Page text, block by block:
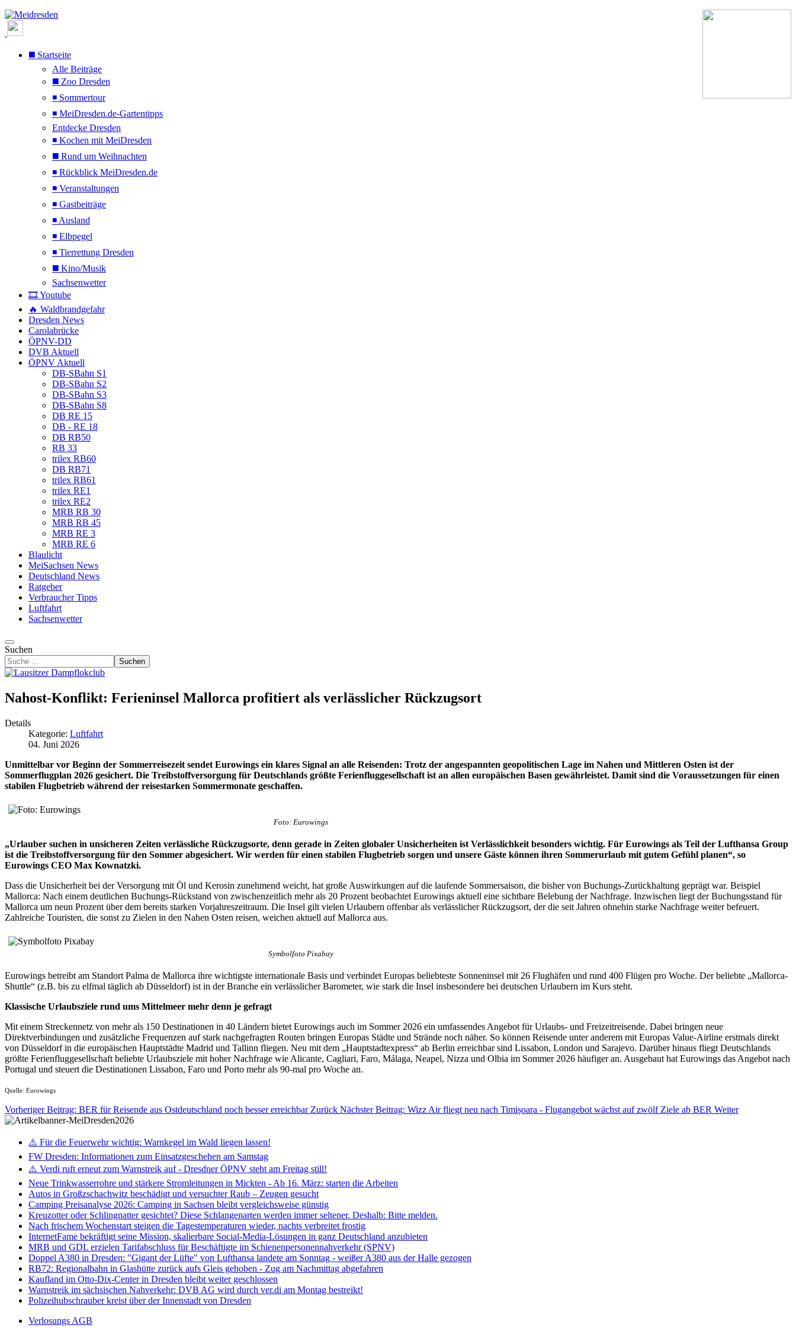
◼️ Startseite
Alle Beiträge
◼️ Zoo Dresden
◾ Sommertour
◾ MeiDresden.de-Gartentipps
Entdecke Dresden
◾ Kochen mit MeiDresden
◼️ Rund um Weihnachten
◾ Rückblick MeiDresden.de
◾ Veranstaltungen
◾ Gastbeiträge
◾ Ausland
◾ Elbpegel
◾ Tierrettung Dresden
◼️ Kino/Musik
Sachsenwetter
🎞️ Youtube
🔥 Waldbrandgefahr
Dresden News
Carolabrücke
ÖPNV-DD
DVB Aktuell
ÖPNV Aktuell
DB-SBahn S1
DB-SBahn S2
DB-SBahn S3
DB-SBahn S8
DB RE 15
DB - RE 18
DB RB50
RB 33
trilex RB60
DB RB71
trilex RB61
trilex RE1
trilex RE2
MRB RB 30
MRB RB 45
MRB RE 3
MRB RE 6
Blaulicht
MeiSachsen News
Deutschland News
Ratgeber
Verbraucher Tipps
Luftfahrt
Sachsenwetter
Suchen
Suchen
Nahost-Konflikt: Ferieninsel Mallorca profitiert als verlässlicher Rückzugsort
Details
Kategorie: Luftfahrt
04. Juni 2026
Unmittelbar vor Beginn der Sommerreisezeit sendet Eurowings ein klares Signal an alle Reisenden: Trotz der angespannten geopolitischen Lage im Nahen und Mittleren Osten ist der
Sommerflugplan 2026 gesichert. Die Treibstoffversorgung für Deutschlands größte Ferienfluggesellschaft ist an allen europäischen Basen gewährleistet. Damit sind die Voraussetzungen für einen
stabilen Flugbetrieb während der reisestarken Sommermonate geschaffen.
Foto: Eurowings
„Urlauber suchen in unsicheren Zeiten verlässliche Rückzugsorte, denn gerade in Zeiten globaler Unsicherheiten ist Verlässlichkeit besonders wichtig. Für Eurowings als Teil der Lufthansa Group
ist die Treibstoffversorgung für den Sommer abgesichert. Wir werden für einen stabilen Flugbetrieb sorgen und unsere Gäste können ihren Sommerurlaub mit gutem Gefühl planen“, so
Eurowings CEO Max Kownatzki.
Dass die Unsicherheit bei der Versorgung mit Öl und Kerosin zunehmend weicht, hat große Auswirkungen auf die laufende Sommersaison, die bisher von Buchungs-Zurückhaltung geprägt war. Beispiel
Mallorca: Nach einem deutlichen Buchungs-Rückstand von zwischenzeitlich mehr als 20 Prozent beobachtet Eurowings aktuell eine sichtbare Belebung der Nachfrage. Inzwischen liegt der Buchungsstand für
Mallorca um neun Prozent über dem bereits starken Vorjahreszeitraum. Die Insel gilt vielen Urlaubern offenbar als verlässlicher Rückzugsort, der die seit Jahren ohnehin starke Nachfrage weiter befeuert.
Zahlreiche Touristen, die sonst zu Zielen in den Nahen Osten reisen, weichen aktuell auf Mallorca aus.
Symbolfoto Pixabay
Eurowings betreibt am Standort Palma de Mallorca ihre wichtigste internationale Basis und verbindet Europas beliebteste Sonneninsel mit 26 Flughäfen und rund 400 Flügen pro Woche. Der beliebte „Mallorca-
Shuttle“ (z.B. bis zu elfmal täglich ab Düsseldorf) ist in der Branche ein verlässlicher Barometer, wie stark die Insel insbesondere bei deutschen Urlaubern im Kurs steht.
Klassische Urlaubsziele rund ums Mittelmeer mehr denn je gefragt
Mit einem Streckennetz von mehr als 150 Destinationen in 40 Ländern bietet Eurowings auch im Sommer 2026 ein umfassendes Angebot für Urlaubs- und Freizeitreisende. Dabei bringen neue
Direktverbindungen und zusätzliche Frequenzen auf stark nachgefragten Routen bringen Europas Städte und Strände noch näher. So können Reisende unter anderem mit Europas Value-Airline erstmals direkt
von Düsseldorf in die europäischen Hauptstädte Madrid und Tallinn fliegen. Neu mit dem „Hauptstadtexpress“ ab Berlin erreichbar sind Lissabon, London und Sarajevo. Darüber hinaus fliegt Deutschlands
größte Ferienfluggesellschaft beliebte Urlaubsziele mit hoher Nachfrage wie Alicante, Cagliari, Faro, Málaga, Neapel, Nizza und Olbia im Sommer 2026 häufiger an. Ausgebaut hat Eurowings das Angebot nach
Portugal und steuert die Destinationen Lissabon, Faro und Porto mehr als 90-mal pro Woche an.
Quelle: Eurowings
Vorheriger Beitrag: BER für Reisende aus Ostdeutschland noch besser erreichbar Zurück Nächster Beitrag: Wizz Air fliegt neu nach Timișoara - Flugangebot wächst auf zwölf Ziele ab BER Weiter
⚠️ Für die Feuerwehr wichtig: Warnkegel im Wald liegen lassen!
FW Dresden: Informationen zum Einsatzgeschehen am Samstag
⚠️ Verdi ruft erneut zum Warnstreik auf - Dresdner ÖPNV steht am Freitag still!
Neue Trinkwasserrohre und stärkere Stromleitungen in Mickten - Ab 16. März: starten die Arbeiten
Autos in Großzschachwitz beschädigt und versuchter Raub – Zeugen gesucht
Camping Preisanalyse 2026: Camping in Sachsen bleibt vergleichsweise günstig
Kreuzotter oder Schlingnatter gesichtet? Diese Schlangenarten werden immer seltener. Deshalb: Bitte melden.
Nach frischem Wochenstart steigen die Tagestemperaturen wieder, nachts verbreitet frostig
InternetFame bekräftigt seine Mission, skalierbare Social-Media-Lösungen in ganz Deutschland anzubieten
MRB und GDL erzielen Tarifabschluss für Beschäftigte im Schienenpersonennahverkehr (SPNV)
Doppel A380 in Dresden: "Gigant der Lüfte" von Lufthansa landete am Sonntag - weißer A380 aus der Halle gezogen
RB72: Regionalbahn in Glashütte zurück aufs Gleis gehoben - Zug am Nachmittag abgefahren
Kaufland im Otto-Dix-Center in Dresden bleibt weiter geschlossen
Warnstreik im sächsischen Nahverkehr: DVB AG wird durch ver.di am Montag bestreikt!
Polizeihubschrauber kreist über der Innenstadt von Dresden
Verlosungs AGB